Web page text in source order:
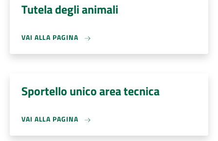
Tutela degli animali
VAI ALLA PAGINA
Sportello unico area tecnica
VAI ALLA PAGINA